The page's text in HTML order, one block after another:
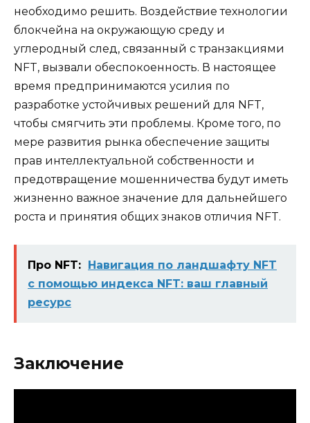
необходимо решить. Воздействие технологии
блокчейна на окружающую среду и
углеродный след, связанный с транзакциями
NFT, вызвали обеспокоенность. В настоящее
время предпринимаются усилия по
разработке устойчивых решений для NFT,
чтобы смягчить эти проблемы. Кроме того, по
мере развития рынка обеспечение защиты
прав интеллектуальной собственности и
предотвращение мошенничества будут иметь
жизненно важное значение для дальнейшего
роста и принятия общих знаков отличия NFT.
Про NFT: Навигация по ландшафту NFT
с помощью индекса NFT: ваш главный
ресурс
Заключение